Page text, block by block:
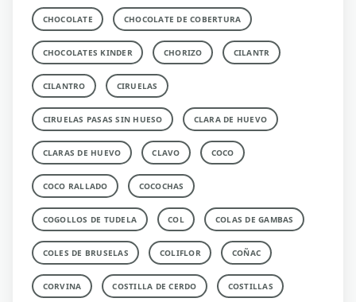
CHOCOLATE CHOCOLATE DE COBERTURA
CHOCOLATES KINDER CHORIZO CILANTR
CILANTRO CIRUELAS
CIRUELAS PASAS SIN HUESO CLARA DE HUEVO
CLARAS DE HUEVO CLAVO COCO
COCO RALLADO COCOCHAS
COGOLLOS DE TUDELA COL COLAS DE GAMBAS
COLES DE BRUSELAS COLIFLOR COÑAC
CORVINA COSTILLA DE CERDO COSTILLAS